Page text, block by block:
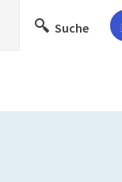
Suche